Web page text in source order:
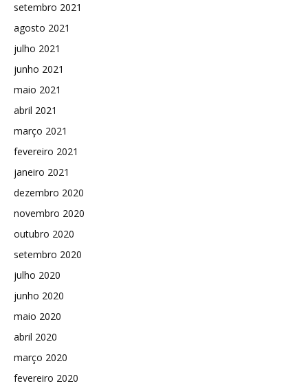
setembro 2021
agosto 2021
julho 2021
junho 2021
maio 2021
abril 2021
março 2021
fevereiro 2021
janeiro 2021
dezembro 2020
novembro 2020
outubro 2020
setembro 2020
julho 2020
junho 2020
maio 2020
abril 2020
março 2020
fevereiro 2020